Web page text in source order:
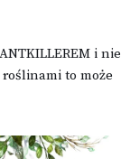
i nie
to może